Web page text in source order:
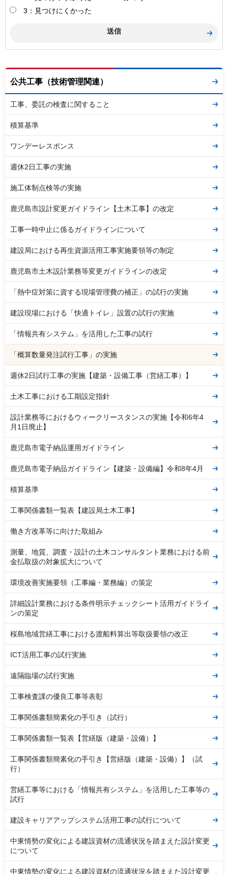
3：見つけにくかった
公共工事（技術管理関連）
工事、委託の検査に関すること
積算基準
ワンデーレスポンス
週休2日工事の実施
施工体制点検等の実施
鹿児島市設計変更ガイドライン【土木工事】の改定
工事一時中止に係るガイドラインについて
建設局における再生資源活用工事実施要領等の制定
鹿児島市土木設計業務等変更ガイドラインの改定
「熱中症対策に資する現場管理費の補正」の試行の実施
建設現場における「快適トイレ」設置の試行の実施
「情報共有システム」を活用した工事の試行
「概算数量発注試行工事」の実施
週休2日試行工事の実施【建築・設備工事（営繕工事）】
土木工事における工期設定指針
設計業務等におけるウィークリースタンスの実施【令和6年4
月1日廃止】
鹿児島市電子納品運用ガイドライン
鹿児島市電子納品ガイドライン【建築・設備編】令和8年4月
積算基準
工事関係書類一覧表【建設局土木工事】
働き方改革等に向けた取組み
測量、地質、調査・設計の土木コンサルタント業務における前
金払取扱の対象拡大について
環境改善実施要領（工事編・業務編）の策定
詳細設計業務における条件明示チェックシート活用ガイドライ
ンの策定
桜島地域営繕工事における渡船料算出等取扱要領の改正
ICT活用工事の試行実施
遠隔臨場の試行実施
工事検査課の優良工事等表彰
工事関係書類簡素化の手引き（試行）
工事関係書類一覧表【営繕版（建築・設備）】
工事関係書類簡素化の手引き【営繕版（建築・設備）】（試
行）
営繕工事等における「情報共有システム」を活用した工事等の
試行
建設キャリアアップシステム活用工事の試行について
中東情勢の変化による建設資材の流通状況を踏まえた設計変更
について
中東情勢の変化による建設資材の流通状況を踏まえた設計変更